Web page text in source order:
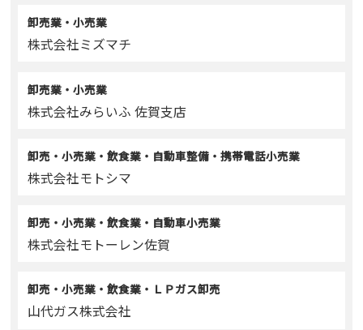
卸売業・小売業
株式会社ミズマチ
卸売業・小売業
株式会社みらいふ 佐賀支店
卸売・小売業・飲食業・自動車整備・携帯電話小売業
株式会社モトシマ
卸売・小売業・飲食業・自動車小売業
株式会社モトーレン佐賀
卸売・小売業・飲食業・ＬＰガス卸売
山代ガス株式会社